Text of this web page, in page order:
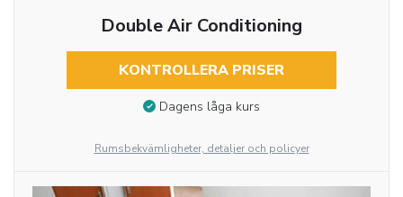
Double Air Conditioning
KONTROLLERA PRISER
Dagens låga kurs
Rumsbekvämligheter, detaljer och policyer